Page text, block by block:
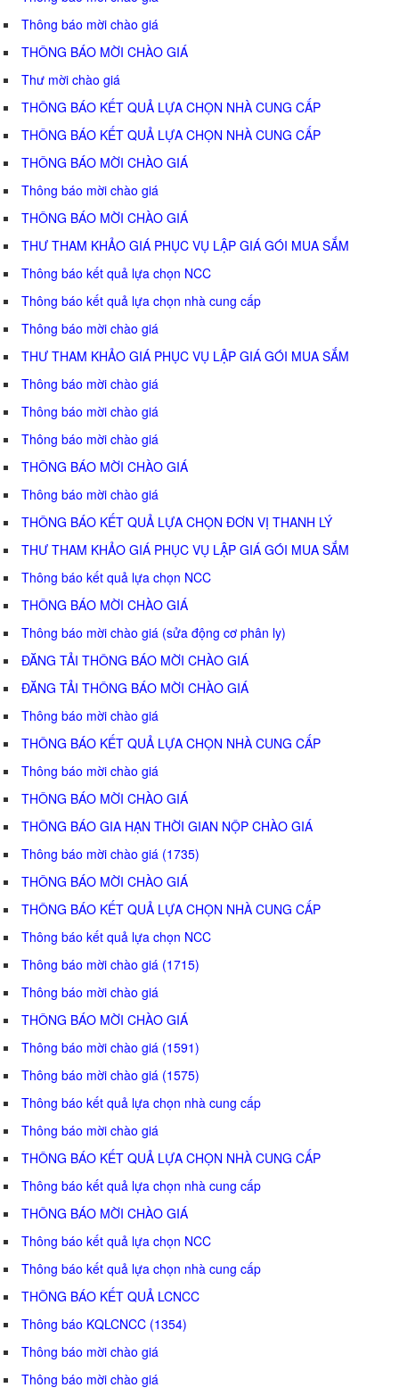
Thông báo mời chào giá
THÔNG BÁO MỜI CHÀO GIÁ
Thư mời chào giá
THÔNG BÁO KẾT QUẢ LỰA CHỌN NHÀ CUNG CẤP
THÔNG BÁO KẾT QUẢ LỰA CHỌN NHÀ CUNG CẤP
THÔNG BÁO MỜI CHÀO GIÁ
Thông báo mời chào giá
THÔNG BÁO MỜI CHÀO GIÁ
THƯ THAM KHẢO GIÁ PHỤC VỤ LẬP GIÁ GÓI MUA SẮM
Thông báo kết quả lựa chọn NCC
Thông báo kết quả lựa chọn nhà cung cấp
Thông báo mời chào giá
THƯ THAM KHẢO GIÁ PHỤC VỤ LẬP GIÁ GÓI MUA SẮM
Thông báo mời chào giá
Thông báo mời chào giá
Thông báo mời chào giá
THÔNG BÁO MỜI CHÀO GIÁ
Thông báo mời chào giá
THÔNG BÁO KẾT QUẢ LỰA CHỌN ĐƠN VỊ THANH LÝ
THƯ THAM KHẢO GIÁ PHỤC VỤ LẬP GIÁ GÓI MUA SẮM
Thông báo kết quả lựa chọn NCC
THÔNG BÁO MỜI CHÀO GIÁ
Thông báo mời chào giá (sửa động cơ phân ly)
ĐĂNG TẢI THÔNG BÁO MỜI CHÀO GIÁ
ĐĂNG TẢI THÔNG BÁO MỜI CHÀO GIÁ
Thông báo mời chào giá
THÔNG BÁO KẾT QUẢ LỰA CHỌN NHÀ CUNG CẤP
Thông báo mời chào giá
THÔNG BÁO MỜI CHÀO GIÁ
THÔNG BÁO GIA HẠN THỜI GIAN NỘP CHÀO GIÁ
Thông báo mời chào giá (1735)
THÔNG BÁO MỜI CHÀO GIÁ
THÔNG BÁO KẾT QUẢ LỰA CHỌN NHÀ CUNG CẤP
Thông báo kết quả lựa chọn NCC
Thông báo mời chào giá (1715)
Thông báo mời chào giá
THÔNG BÁO MỜI CHÀO GIÁ
Thông báo mời chào giá (1591)
Thông báo mời chào giá (1575)
Thông báo kết quả lựa chọn nhà cung cấp
Thông báo mời chào giá
THÔNG BÁO KẾT QUẢ LỰA CHỌN NHÀ CUNG CẤP
Thông báo kết quả lựa chọn nhà cung cấp
THÔNG BÁO MỜI CHÀO GIÁ
Thông báo kết quả lựa chọn NCC
Thông báo kết quả lựa chọn nhà cung cấp
THÔNG BÁO KẾT QUẢ LCNCC
Thông báo KQLCNCC (1354)
Thông báo mời chào giá
Thông báo mời chào giá